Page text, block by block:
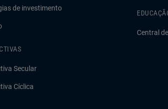
de investimento
Secular
Cíclica
Central